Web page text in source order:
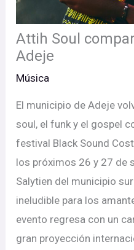
Attih Soul
Adeje
Música
El municipio de Adeje
soul, el funk y el gospel
festival Black Sound
los próximos 26 y 27 de
Salytien del municipio
ineludible para los
evento regresa con un
gran proyección